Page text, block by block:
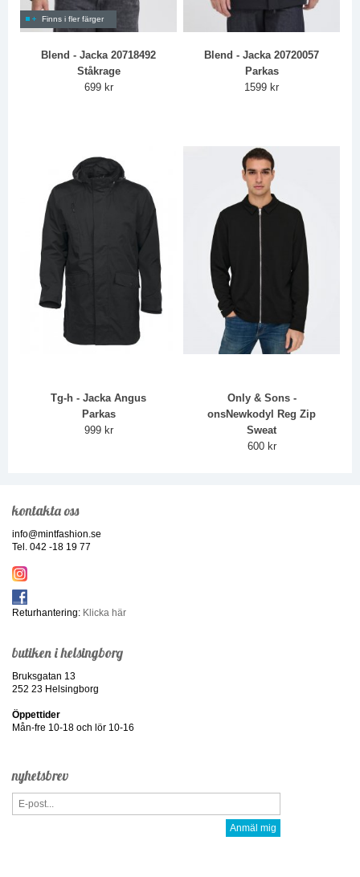
Finns i fler färger
Blend - Jacka 20718492
Ståkrage
699 kr
Blend - Jacka 20720057
Parkas
1599 kr
Tg-h - Jacka Angus
Parkas
999 kr
Only & Sons -
onsNewkodyl Reg Zip
Sweat
600 kr
kontakta oss
info@mintfashion.se
Tel. 042 -18 19 77
Returhantering: Klicka här
butiken i helsingborg
Bruksgatan 13
252 23 Helsingborg
Öppettider
Mån-fre 10-18 och lör 10-16
nyhetsbrev
Anmäl mig